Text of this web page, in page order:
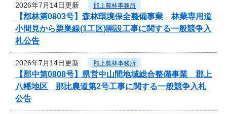
2026年7月14日更新 郡上農林事務所
【郡林第0803号】森林環境保全整備事業 林業専用道
小間見から栗巣線(1工区)開設工事に関する一般競争入
札公告
2026年7月14日更新 郡上農林事務所
【郡中第0808号】県営中山間地域総合整備事業 郡上
八幡地区 那比農道第2号工事に関する一般競争入札
公告